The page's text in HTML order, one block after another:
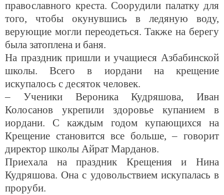
православного креста. Соорудили палатку для
того, чтобы окунувшись в ледяную воду,
верующие могли переодеться. Также на берегу
была затоплена и баня.
На праздник пришли и учащиеся Азбабинской
школы. Всего в иордани на крещение
искупалось с десяток человек.
– Ученики Вероника Кудряшова, Иван
Колосанов укрепили здоровье купанием в
иордани. С каждым годом купающихся на
Крещение становится все больше, – говорит
директор школы Айрат Марданов.
Приехала на праздник Крещения и Нина
Кудряшова. Она с удовольствием искупалась в
проруби.